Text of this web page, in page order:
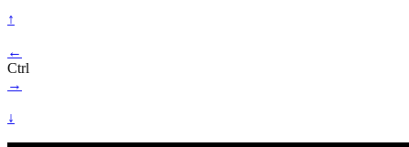
↑
←
Ctrl
→
↓